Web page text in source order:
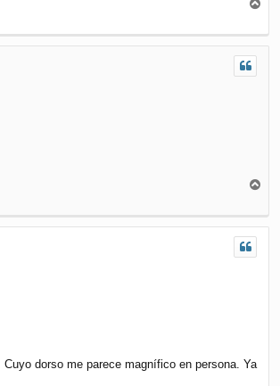
r
i
i
dorso me parece magnífico en persona. Ya